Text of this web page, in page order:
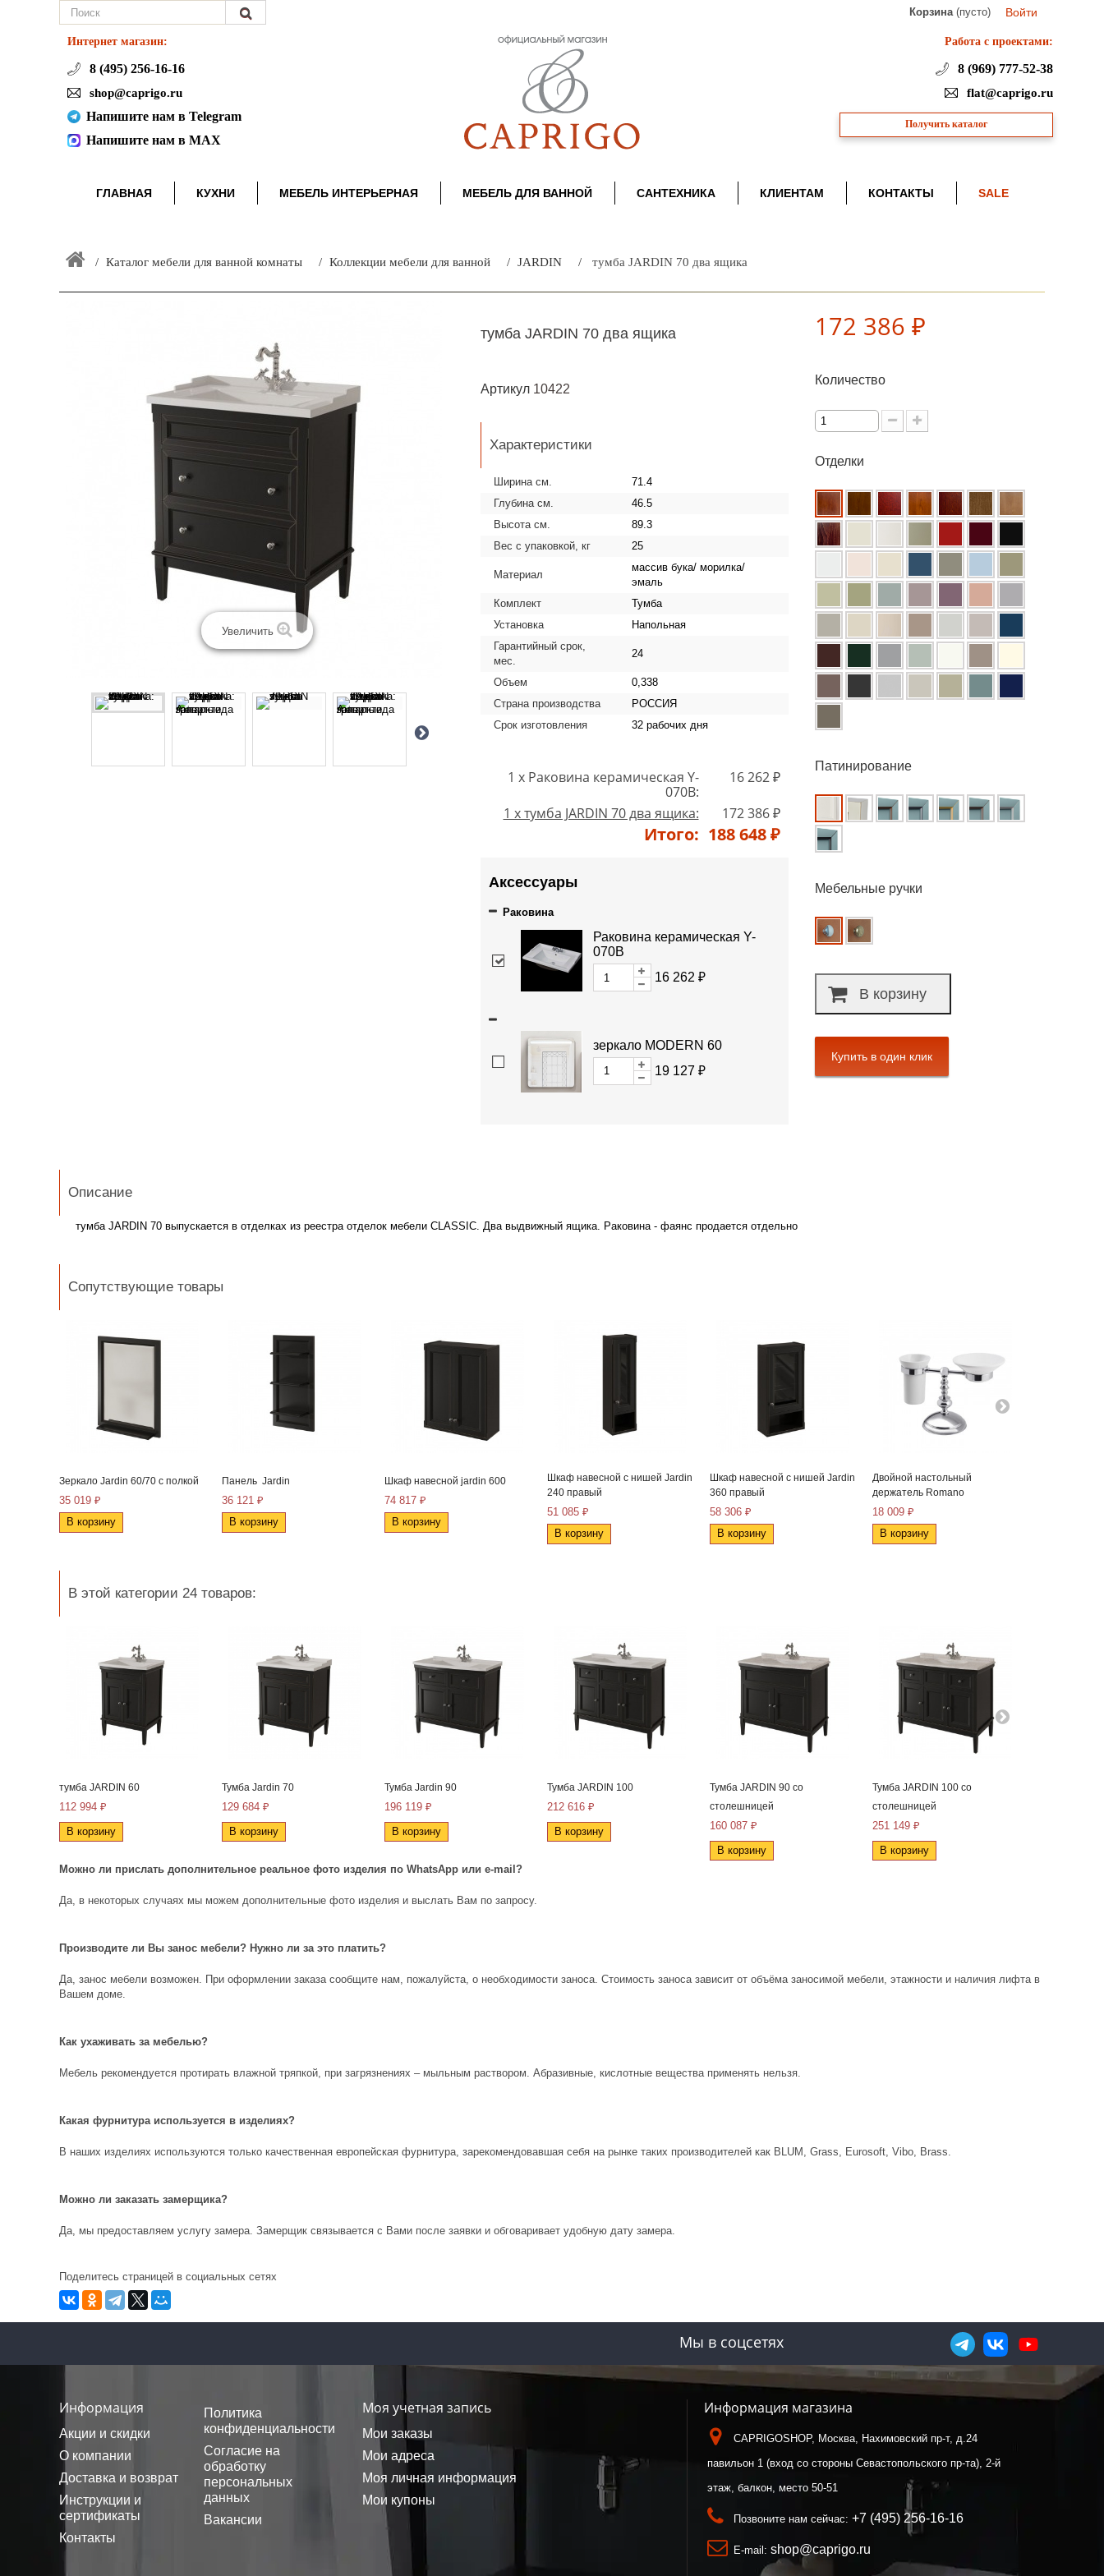
Войти
Корзина (пусто)
Интернет магазин:
8 (495) 256-16-16
shop@caprigo.ru
Напишите нам в Telegram
Напишите нам в MAX
Работа с проектами:
8 (969) 777-52-38
flat@caprigo.ru
Получить каталог
ГЛАВНАЯ КУХНИ МЕБЕЛЬ ИНТЕРЬЕРНАЯ МЕБЕЛЬ ДЛЯ ВАННОЙ САНТЕХНИКА КЛИЕНТАМ КОНТАКТЫ SALE
Каталог мебели для ванной комнаты Коллекции мебели для ванной JARDIN тумба JARDIN 70 два ящика
Увеличить
тумба JARDIN 70 два ящика
Артикул 10422
Характеристики
Ширина см.
71.4
Глубина см.
46.5
Высота см.
89.3
Вес с упаковкой, кг
25
Материал
массив бука/ морилка/
эмаль
Комплект
Тумба
Установка
Напольная
Гарантийный срок,
мес.
24
Объем
0,338
Страна производства
РОССИЯ
Срок изготовления
32 рабочих дня
1 x Раковина керамическая Y-
070В:
16 262 ₽
1 x тумба JARDIN 70 два ящика:
172 386 ₽
Итого: 188 648 ₽
Аксессуары
Раковина
Раковина керамическая Y-
070В
16 262 ₽
зеркало MODERN 60
19 127 ₽
172 386 ₽
Количество
Отделки
Патинирование
Мебельные ручки
В корзину
Описание
тумба JARDIN 70 выпускается в отделках из реестра отделок мебели CLASSIC. Два выдвижный ящика. Раковина - фаянс продается отдельно
Сопутствующие товары
Зеркало Jardin 60/70 с полкой
35 019 ₽
В корзину
Панель Jardin
36 121 ₽
В корзину
Шкаф навесной jardin 600
74 817 ₽
В корзину
Шкаф навесной с нишей Jardin
240 правый
51 085 ₽
В корзину
Шкаф навесной с нишей Jardin
360 правый
58 306 ₽
В корзину
Двойной настольный
держатель Romano
18 009 ₽
В корзину
В этой категории 24 товаров:
тумба JARDIN 60
112 994 ₽
В корзину
Тумба Jardin 70
129 684 ₽
В корзину
Тумба Jardin 90
196 119 ₽
В корзину
Тумба JARDIN 100
212 616 ₽
В корзину
Тумба JARDIN 90 со
столешницей
160 087 ₽
В корзину
Тумба JARDIN 100 со
столешницей
251 149 ₽
В корзину
Можно ли прислать дополнительное реальное фото изделия по WhatsApp или e-mail?
Да, в некоторых случаях мы можем дополнительные фото изделия и выслать Вам по запросу.
Производите ли Вы занос мебели? Нужно ли за это платить?
Да, занос мебели возможен. При оформлении заказа сообщите нам, пожалуйста, о необходимости заноса. Стоимость заноса зависит от объёма заносимой мебели, этажности и наличия лифта в
Вашем доме.
Как ухаживать за мебелью?
Мебель рекомендуется протирать влажной тряпкой, при загрязнениях – мыльным раствором. Абразивные, кислотные вещества применять нельзя.
Какая фурнитура используется в изделиях?
В наших изделиях используются только качественная европейская фурнитура, зарекомендовавшая себя на рынке таких производителей как BLUM, Grass, Eurosoft, Vibo, Brass
Можно ли заказать замерщика?
Да, мы предоставляем услугу замера. Замерщик связывается с Вами после заявки и обговаривает удобную дату замера.
Поделитесь страницей в социальных сетях
Мы в соцсетях
Информация
Акции и скидки
О компании
Доставка и возврат
Инструкции и
сертификаты
Контакты
Политика
конфиденциальности
Согласие на
обработку
персональных
данных
Вакансии
Моя учетная запись
Мои заказы
Мои адреса
Моя личная информация
Мои купоны
Информация магазина
CAPRIGOSHOP, Москва, Нахимовский пр-т, д.24
павильон 1 (вход со стороны Севастопольского пр-та), 2-й
этаж, балкон, место 50-51
Позвоните нам сейчас: +7 (495) 256-16-16
E-mail: shop@caprigo.ru